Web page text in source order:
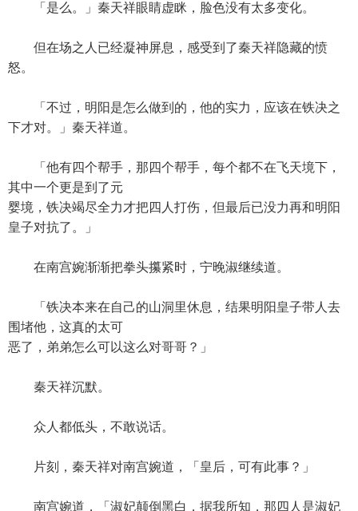
「是么。」秦天祥眼睛虚眯，脸色没有太多变化。
但在场之人已经凝神屏息，感受到了秦天祥隐藏的愤
怒。
「不过，明阳是怎么做到的，他的实力，应该在铁决之
下才对。」秦天祥道。
「他有四个帮手，那四个帮手，每个都不在飞天境下，
其中一个更是到了元
婴境，铁决竭尽全力才把四人打伤，但最后已没力再和明阳
皇子对抗了。」
在南宫婉渐渐把拳头攥紧时，宁晚淑继续道。
「铁决本来在自己的山洞里休息，结果明阳皇子带人去
围堵他，这真的太可
恶了，弟弟怎么可以这么对哥哥？」
秦天祥沉默。
众人都低头，不敢说话。
片刻，秦天祥对南宫婉道，「皇后，可有此事？」
南宫婉道，「淑妃颠倒黑白，据我所知，那四人是淑妃